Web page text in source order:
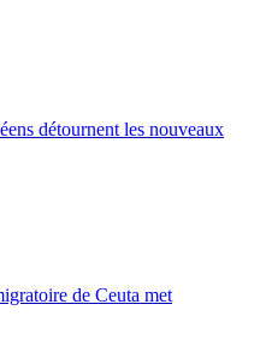
détournent les nouveaux
de Ceuta met